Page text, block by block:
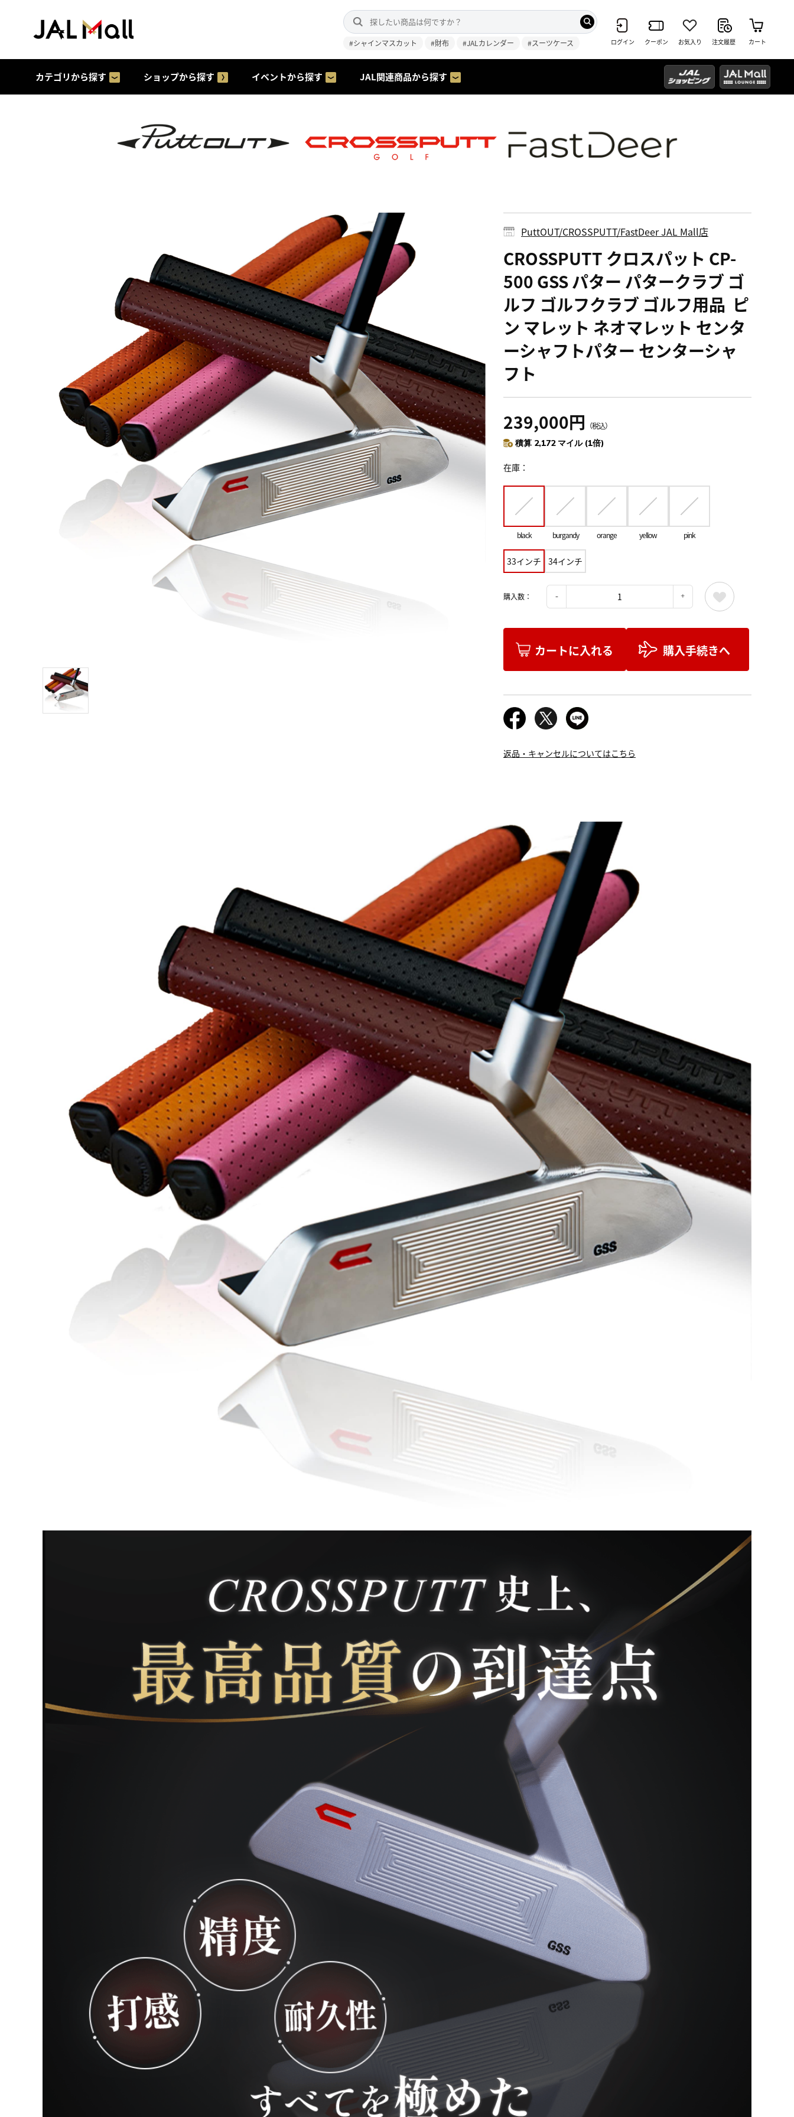
#シャインマスカット #財布 #JALカレンダー #スーツケース ログイン クーポン お気入り 注文履歴 カート
カテゴリから探す ショップから探す イベントから探す JAL関連商品から探す
PuttOUT/CROSSPUTT/FastDeer JAL Mall店
CROSSPUTT クロスパット CP-
500 GSS パター パタークラブ ゴ
ルフ ゴルフクラブ ゴルフ用品 ピ
ン マレット ネオマレット センタ
ーシャフトパター センターシャ
フト
239,000円 （税込）
積算 2,172 マイル (1倍)
在庫
black burgandy orange yellow pink
33インチ 34インチ
購入数：
カートに入れる 購入手続きへ
返品・キャンセルについてはこちら